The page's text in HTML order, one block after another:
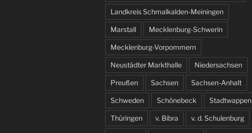
Landkreis Schmalkalden-Meiningen
Marstall Mecklenburg-Schwerin
Mecklenburg-Vorpommern
Neustädter Markthalle Niedersachsen
Preußen Sachsen Sachsen-Anhalt
Schweden Schönebeck Stadtwappen
Thüringen v. Bibra v. d. Schulenburg